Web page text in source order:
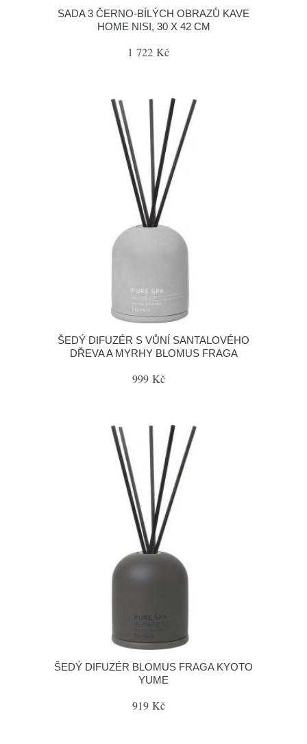
SADA 3 ČERNO-BÍLÝCH OBRAZŮ KAVE
HOME NISI, 30 X 42 CM
1 722 Kč
ŠEDÝ DIFUZÉR S VŮNÍ SANTALOVÉHO
DŘEVA A MYRHY BLOMUS FRAGA
999 Kč
ŠEDÝ DIFUZÉR BLOMUS FRAGA KYOTO
YUME
919 Kč